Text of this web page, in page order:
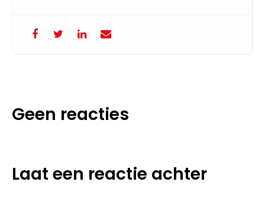
Geen reacties
Laat een reactie achter